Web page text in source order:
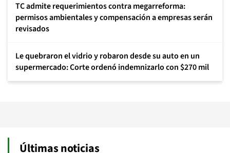
TC admite requerimientos contra megarreforma:
permisos ambientales y compensación a empresas serán
revisados
Le quebraron el vidrio y robaron desde su auto en un
supermercado: Corte ordenó indemnizarlo con $270 mil
Últimas noticias